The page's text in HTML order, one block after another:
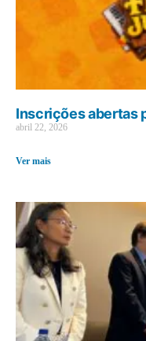
Inscrições abertas
abril 22, 2026
Ver mais